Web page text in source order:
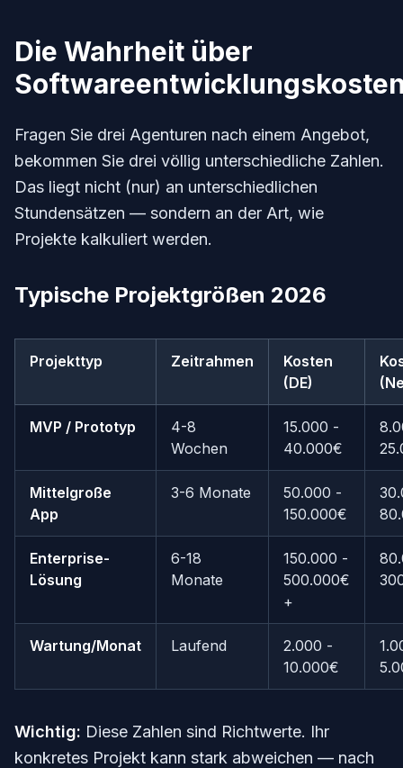
Die Wahrheit über
Fragen Sie drei Agenturen nach einem Angebot,
bekommen Sie drei völlig unterschiedliche Zahlen.
Das liegt nicht (nur) an unterschiedlichen
Stundensätzen — sondern an der Art, wie
Projekte kalkuliert werden.
Typische Projektgrößen 2026
Projekttyp Zeitrahmen
Kosten
(DE)
MVP / Prototyp
4-8
Wochen
15.000 -
40.000€
Mittelgroße
App
3-6 Monate
50.000 -
150.000€
Enterprise-
Lösung
6-18
Monate
150.000 -
500.000€
+
Wartung/Monat Laufend
2.000 -
10.000€
Wichtig: Diese Zahlen sind Richtwerte. Ihr
konkretes Projekt kann stark abweichen — nach